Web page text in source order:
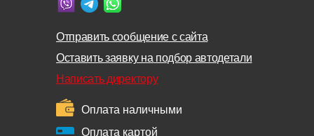
Отправить сообщение с сайта
Оставить заявку на подбор автодетали
Написать директору
Оплата наличными
Оплата картой